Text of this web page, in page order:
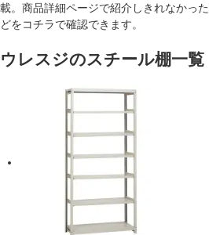
載。商品詳細ページで紹介しきれなかっ
どをコチラで確認できます。
ウレスジのスチール棚一覧